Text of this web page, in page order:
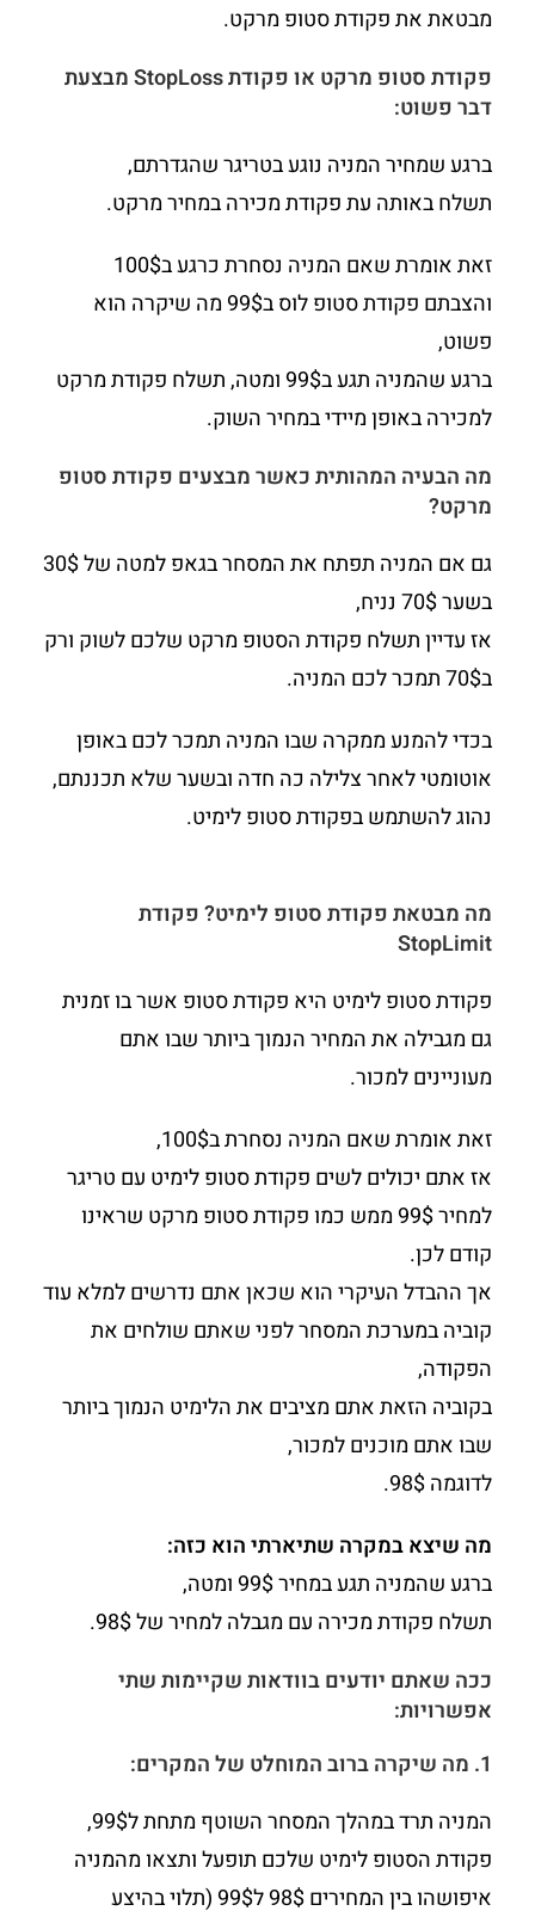
מבטאת את פקודת סטופ מרקט.
פקודת סטופ מרקט או פקודת StopLoss מבצעת
דבר פשוט:
ברגע שמחיר המניה נוגע בטריגר שהגדרתם,
תשלח באותה עת פקודת מכירה במחיר מרקט.
זאת אומרת שאם המניה נסחרת כרגע ב100$
והצבתם פקודת סטופ לוס ב99$ מה שיקרה הוא
פשוט,
ברגע שהמניה תגע ב99$ ומטה, תשלח פקודת מרקט
למכירה באופן מיידי במחיר השוק.
מה הבעיה המהותית כאשר מבצעים פקודת סטופ
מרקט?
גם אם המניה תפתח את המסחר בגאפ למטה של 30$
בשער 70$ נניח,
אז עדיין תשלח פקודת הסטופ מרקט שלכם לשוק ורק
ב70$ תמכר לכם המניה.
בכדי להמנע ממקרה שבו המניה תמכר לכם באופן
אוטומטי לאחר צלילה כה חדה ובשער שלא תכננתם,
נהוג להשתמש בפקודת סטופ לימיט.
מה מבטאת פקודת סטופ לימיט? פקודת
StopLimit
פקודת סטופ לימיט היא פקודת סטופ אשר בו זמנית
גם מגבילה את המחיר הנמוך ביותר שבו אתם
מעוניינים למכור.
זאת אומרת שאם המניה נסחרת ב100$,
אז אתם יכולים לשים פקודת סטופ לימיט עם טריגר
למחיר 99$ ממש כמו פקודת סטופ מרקט שראינו
קודם לכן.
אך ההבדל העיקרי הוא שכאן אתם נדרשים למלא עוד
קוביה במערכת המסחר לפני שאתם שולחים את
הפקודה,
בקוביה הזאת אתם מציבים את הלימיט הנמוך ביותר
שבו אתם מוכנים למכור,
לדוגמה 98$.
מה שיצא במקרה שתיארתי הוא כזה:
ברגע שהמניה תגע במחיר 99$ ומטה,
תשלח פקודת מכירה עם מגבלה למחיר של 98$.
ככה שאתם יודעים בוודאות שקיימות שתי
אפשרויות:
1. מה שיקרה ברוב המוחלט של המקרים:
המניה תרד במהלך המסחר השוטף מתחת ל99$,
פקודת הסטופ לימיט שלכם תופעל ותצאו מהמניה
איפושהו בין המחירים 98$ ל99$ (תלוי בהיצע